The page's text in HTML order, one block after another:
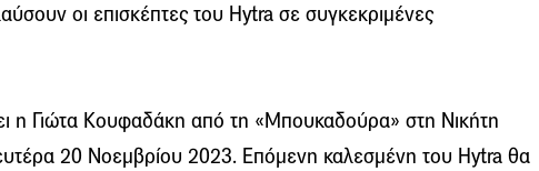
οι επισκέπτες του Hytra σε συγκεκριμένες
η Γιώτα Κουφαδάκη από τη «Μπουκαδούρα» στη Νικήτη
20 Νοεμβρίου 2023. Επόμενη καλεσμένη του Hytra θα